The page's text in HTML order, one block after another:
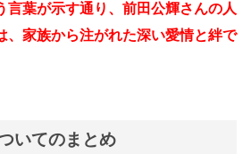
言葉が示す通り、前田公輝さんの人
、家族から注がれた深い愛情と絆で
いてのまとめ